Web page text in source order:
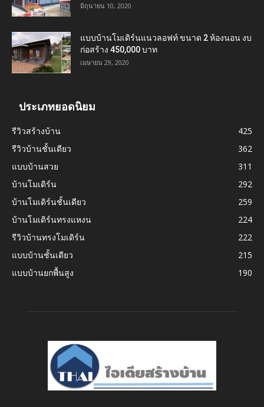
มิถุนายน 10, 2020
แบบบ้านโมเดิร์นแนวลอฟท์ ขนาด 2 ห้องนอน งบ
ก่อสร้าง 450,000 บาท
เมษายน 29, 2020
ประเภทยอดนิยม
รีวิวสร้างบ้าน
425
รีวิวบ้านชั้นเดียว
362
แบบบ้านสวย
311
บ้านโมเดิร์น
292
บ้านโมเดิร์นชั้นเดียว
259
บ้านโมเดิร์นทรงแหงน
224
รีวิวบ้านทรงโมเดิร์น
222
แบบบ้านชั้นเดียว
215
แบบบ้านยกพื้นสูง
190